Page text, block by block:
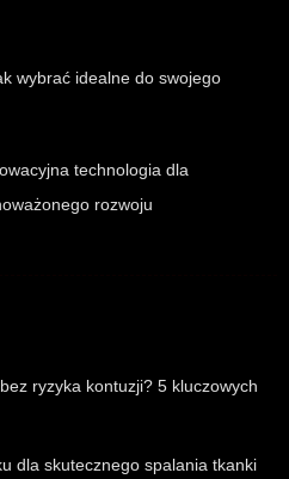
wybrać idealne do swojego
technologia dla
rozwoju
ryzyka kontuzji? 5 kluczowych
dla skutecznego spalania tkanki